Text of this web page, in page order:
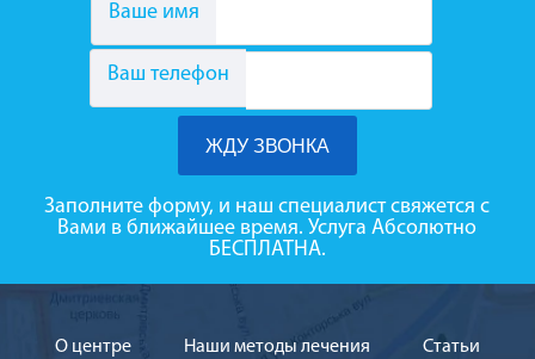
Ваше имя
Ваш телефон
Заполните форму, и наш специалист свяжется с
Вами в ближайшее время. Услуга Абсолютно
БЕСПЛАТНА.
О центре Наши методы лечения
Cтатьи